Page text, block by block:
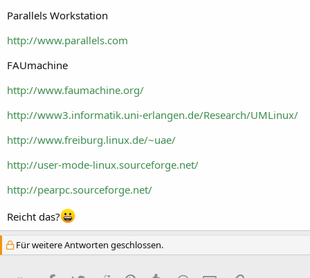
Parallels Workstation
http://www.parallels.com
FAUmachine
http://www.faumachine.org/
http://www3.informatik.uni-erlangen.de/Research/UMLinux/
http://www.freiburg.linux.de/~uae/
http://user-mode-linux.sourceforge.net/
http://pearpc.sourceforge.net/
Reicht das?
Für weitere Antworten geschlossen.